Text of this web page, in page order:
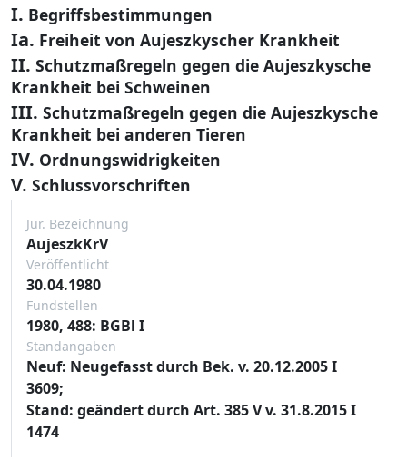
I. Begriffsbestimmungen
Ia. Freiheit von Aujeszkyscher Krankheit
II. Schutzmaßregeln gegen die Aujeszkysche
Krankheit bei Schweinen
III. Schutzmaßregeln gegen die Aujeszkysche
Krankheit bei anderen Tieren
IV. Ordnungswidrigkeiten
V. Schlussvorschriften
Jur. Bezeichnung
AujeszkKrV
Veröffentlicht
30.04.1980
Fundstellen
1980, 488: BGBl I
Standangaben
Neuf: Neugefasst durch Bek. v. 20.12.2005 I
3609;
Stand: geändert durch Art. 385 V v. 31.8.2015 I
1474